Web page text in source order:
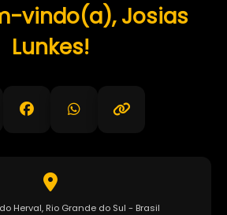
vindo(a), Josias
Lunkes!
Herval, Rio Grande do Sul - Brasil